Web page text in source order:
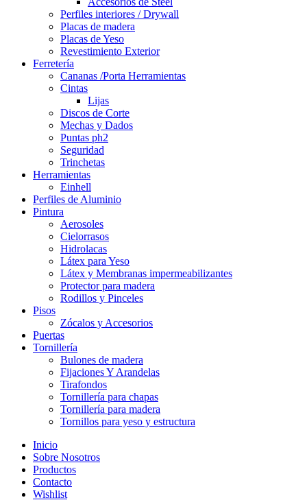
Perfiles interiores / Drywall
Placas de madera
Placas de Yeso
Revestimiento Exterior
Ferretería
Cananas /Porta Herramientas
Cintas
Lijas
Discos de Corte
Mechas y Dados
Puntas ph2
Seguridad
Trinchetas
Herramientas
Einhell
Perfiles de Aluminio
Pintura
Aerosoles
Cielorrasos
Hidrolacas
Látex para Yeso
Látex y Membranas impermeabilizantes
Protector para madera
Rodillos y Pinceles
Pisos
Zócalos y Accesorios
Puertas
Tornillería
Bulones de madera
Fijaciones Y Arandelas
Tirafondos
Tornillería para chapas
Tornillería para madera
Tornillos para yeso y estructura
Inicio
Sobre Nosotros
Productos
Contacto
Wishlist